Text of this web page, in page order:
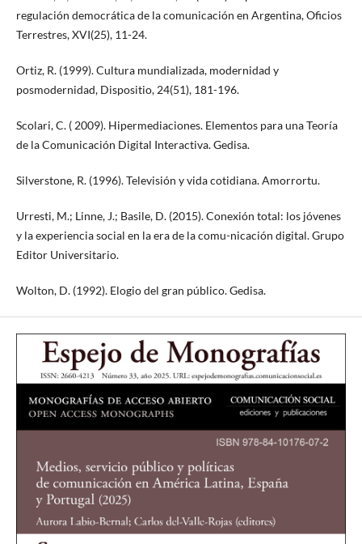
regulación democrática de la comunicación en Argentina, Oficios
Terrestres, XVI(25), 11-24.
Ortiz, R. (1999). Cultura mundializada, modernidad y
posmodernidad, Dispositio, 24(51), 181-196.
Scolari, C. ( 2009). Hipermediaciones. Elementos para una Teoría
de la Comunicación Digital Interactiva. Gedisa.
Silverstone, R. (1996). Televisión y vida cotidiana. Amorrortu.
Urresti, M.; Linne, J.; Basile, D. (2015). Conexión total: los jóvenes
y la experiencia social en la era de la comu-nicación digital. Grupo
Editor Universitario.
Wolton, D. (1992). Elogio del gran público. Gedisa.